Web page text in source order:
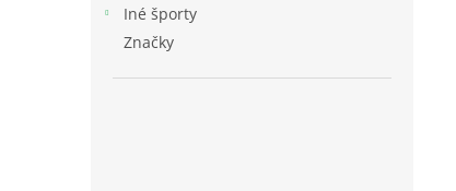
Iné športy
Značky